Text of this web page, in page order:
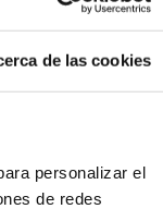
de las cookies
personalizar el
de redes